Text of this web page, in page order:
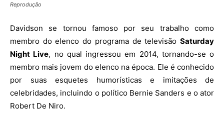
Reprodução
Davidson se tornou famoso por seu trabalho como
membro do elenco do programa de televisão Saturday
Night Live, no qual ingressou em 2014, tornando-se o
membro mais jovem do elenco na época. Ele é conhecido
por suas esquetes humorísticas e imitações de
celebridades, incluindo o político Bernie Sanders e o ator
Robert De Niro.